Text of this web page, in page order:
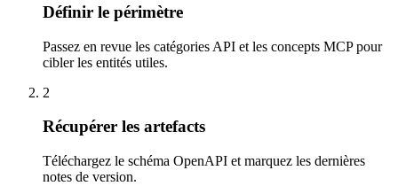
Définir le périmètre
Passez en revue les catégories API et les concepts MCP pour
cibler les entités utiles.
2
Récupérer les artefacts
Téléchargez le schéma OpenAPI et marquez les dernières
notes de version.